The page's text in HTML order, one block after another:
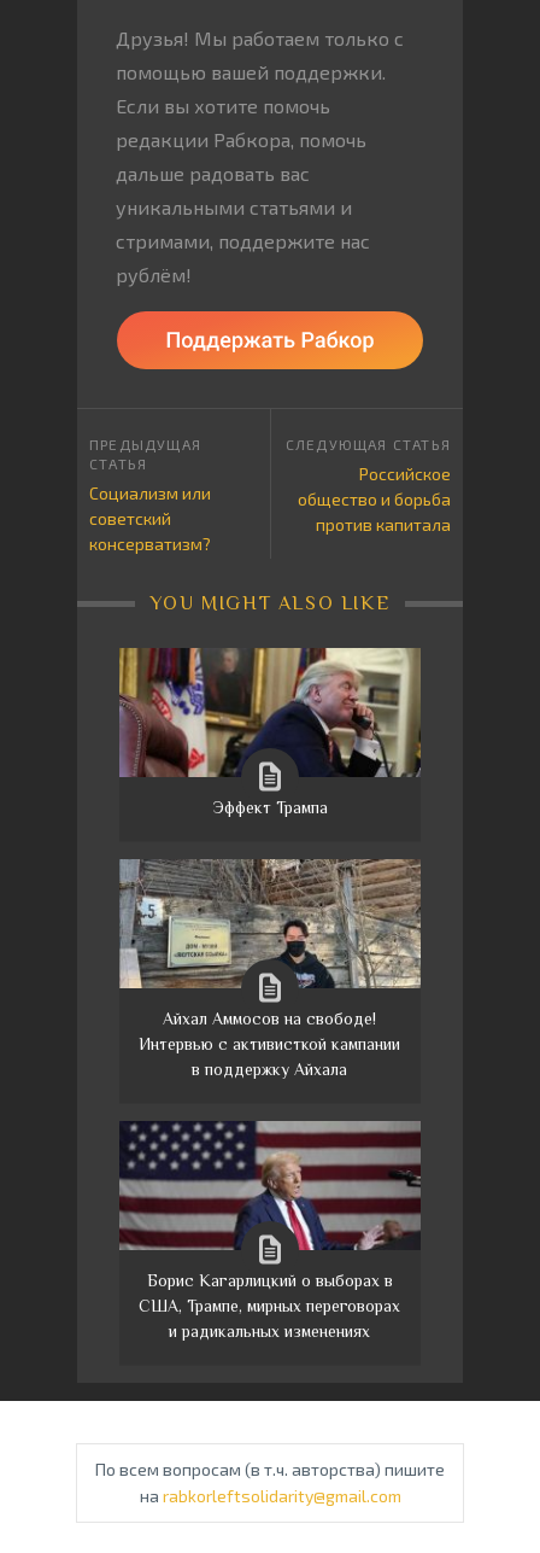
Друзья! Мы работаем только с
помощью вашей поддержки.
Если вы хотите помочь
редакции Рабкора, помочь
дальше радовать вас
уникальными статьями и
стримами, поддержите нас
рублём!
Социализм или
советский
консерватизм?
Российское
общество и борьба
против капитала
YOU MIGHT ALSO LIKE
Эффект Трампа
Айхал Аммосов на свободе!
Интервью с активисткой кампании
в поддержку Айхала
Борис Кагарлицкий о выборах в
США, Трампе, мирных переговорах
и радикальных изменениях
По всем вопросам (в т.ч. авторства) пишите
на rabkorleftsolidarity@gmail.com